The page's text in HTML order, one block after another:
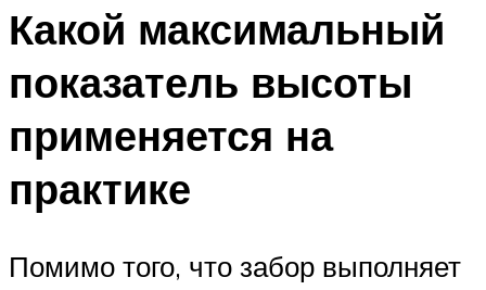
Какой максимальный
показатель высоты
применяется на
практике
Помимо того, что забор выполняет